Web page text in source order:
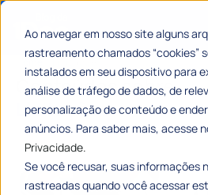
Ao navegar em nosso site alguns
rastreamento chamados “cookies”
instalados em seu dispositivo para
análise de tráfego de dados, de
personalização de conteúdo e
anúncios. Para saber mais, acesse
Privacidade.
Se você recusar, suas informações
rastreadas quando você acessar
Home »Licitações
Conteúdos sobre
Licitações